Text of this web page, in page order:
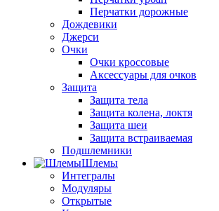
Перчатки дорожные
Дождевики
Джерси
Очки
Очки кроссовые
Аксессуары для очков
Защита
Защита тела
Защита колена, локтя
Защита шеи
Защита встраиваемая
Подшлемники
Шлемы
Интегралы
Модуляры
Открытые